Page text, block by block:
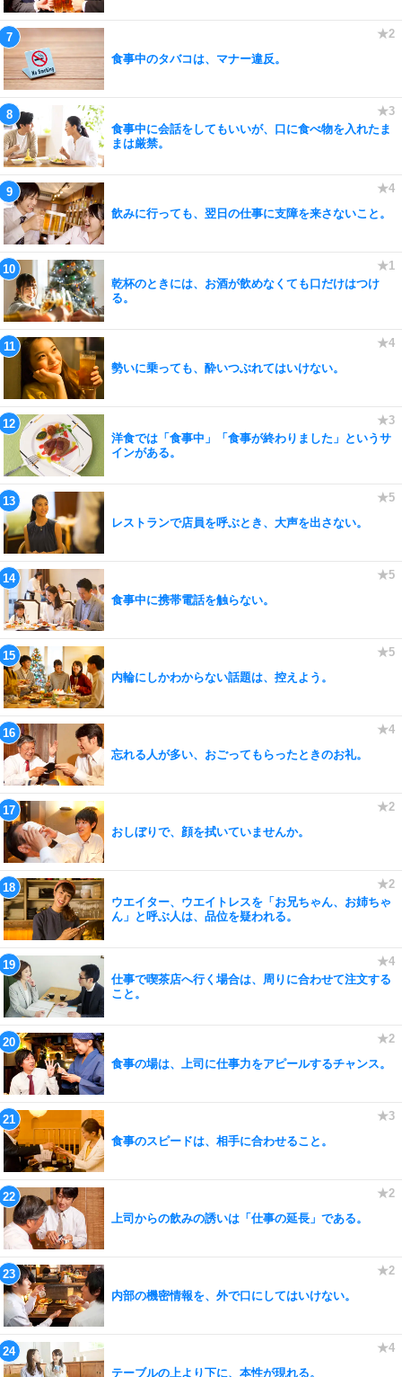
食事中のタバコは、マナー違反。
食事中に会話をしてもいいが、口に食べ物を入れたま
まは厳禁。
飲みに行っても、翌日の仕事に支障を来さないこと。
乾杯のときには、お酒が飲めなくても口だけはつけ
る。
勢いに乗っても、酔いつぶれてはいけない。
洋食では「食事中」「食事が終わりました」というサ
インがある。
レストランで店員を呼ぶとき、大声を出さない。
食事中に携帯電話を触らない。
内輪にしかわからない話題は、控えよう。
忘れる人が多い、おごってもらったときのお礼。
おしぼりで、顔を拭いていませんか。
ウエイター、ウエイトレスを「お兄ちゃん、お姉ちゃ
ん」と呼ぶ人は、品位を疑われる。
仕事で喫茶店へ行く場合は、周りに合わせて注文する
こと。
食事の場は、上司に仕事力をアピールするチャンス。
食事のスピードは、相手に合わせること。
上司からの飲みの誘いは「仕事の延長」である。
内部の機密情報を、外で口にしてはいけない。
テーブルの上より下に、本性が現れる。